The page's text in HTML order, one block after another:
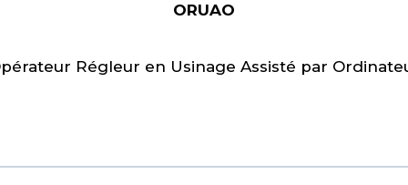
ORUAO
Régleur en Usinage Assisté par